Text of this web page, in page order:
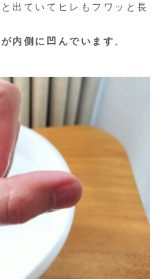
出ていてヒレもフワッと長
内側に凹んでいます 。